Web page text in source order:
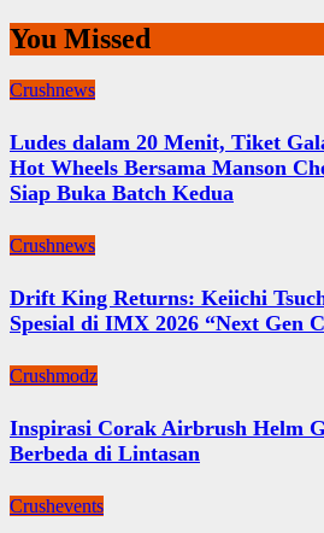
You Missed
Crushnews
Ludes dalam 20 Menit, Tiket
Hot Wheels Bersama Manson
Siap Buka Batch Kedua
Crushnews
Drift King Returns: Keiichi
Spesial di IMX 2026 “Next Gen
Crushmodz
Inspirasi Corak Airbrush Helm
Berbeda di Lintasan
Crushevents